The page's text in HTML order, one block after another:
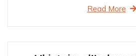
Read More